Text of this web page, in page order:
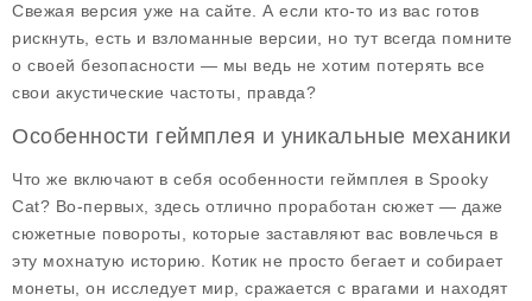
Свежая версия уже на сайте. А если кто-то из вас готов
рискнуть, есть и взломанные версии, но тут всегда помните
о своей безопасности — мы ведь не хотим потерять все
свои акустические частоты, правда?
Особенности геймплея и уникальные механики
Что же включают в себя особенности геймплея в Spooky
Cat? Во-первых, здесь отлично проработан сюжет — даже
сюжетные повороты, которые заставляют вас вовлечься в
эту мохнатую историю. Котик не просто бегает и собирает
монеты, он исследует мир, сражается с врагами и находят